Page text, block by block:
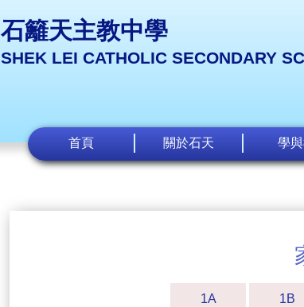
石籬天主教中學
SHEK LEI CATHOLIC SECONDARY
首頁 關於石天 學
1A 1B